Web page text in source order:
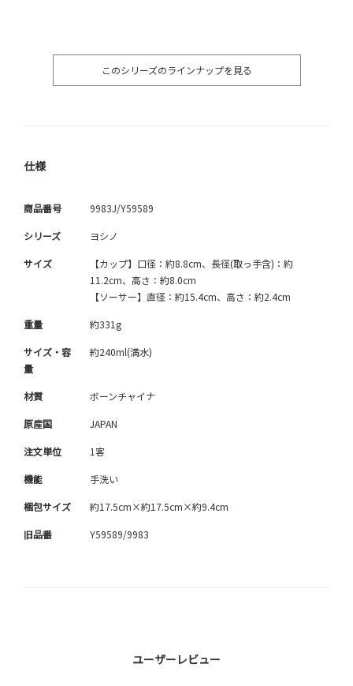
このシリーズのラインナップを見る
仕様
商品番号 9983J/Y59589
シリーズ ヨシノ
サイズ
【カップ】口径：約8.8cm、長径(取っ手含)：約
11.2cm、高さ：約8.0cm
【ソーサー】直径：約15.4cm、高さ：約2.4cm
重量 約331g
サイズ・容
量
約240ml(満水)
材質 ボーンチャイナ
原産国 JAPAN
注文単位 1客
機能 手洗い
梱包サイズ 約17.5cm×約17.5cm×約9.4cm
旧品番 Y59589/9983
ユーザーレビュー